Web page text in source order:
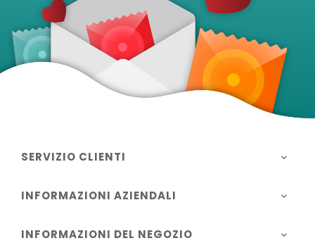
SERVIZIO CLIENTI 
INFORMAZIONI AZIENDALI 
INFORMAZIONI DEL NEGOZIO 